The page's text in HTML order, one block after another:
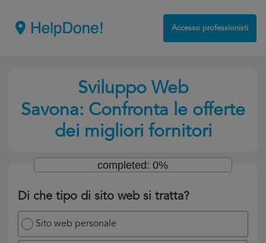
Accesso professionisti
Sviluppo Web
Savona: Confronta le offerte
dei migliori fornitori
Di che tipo di sito web si tratta?
Sito web personale
completed: 0%